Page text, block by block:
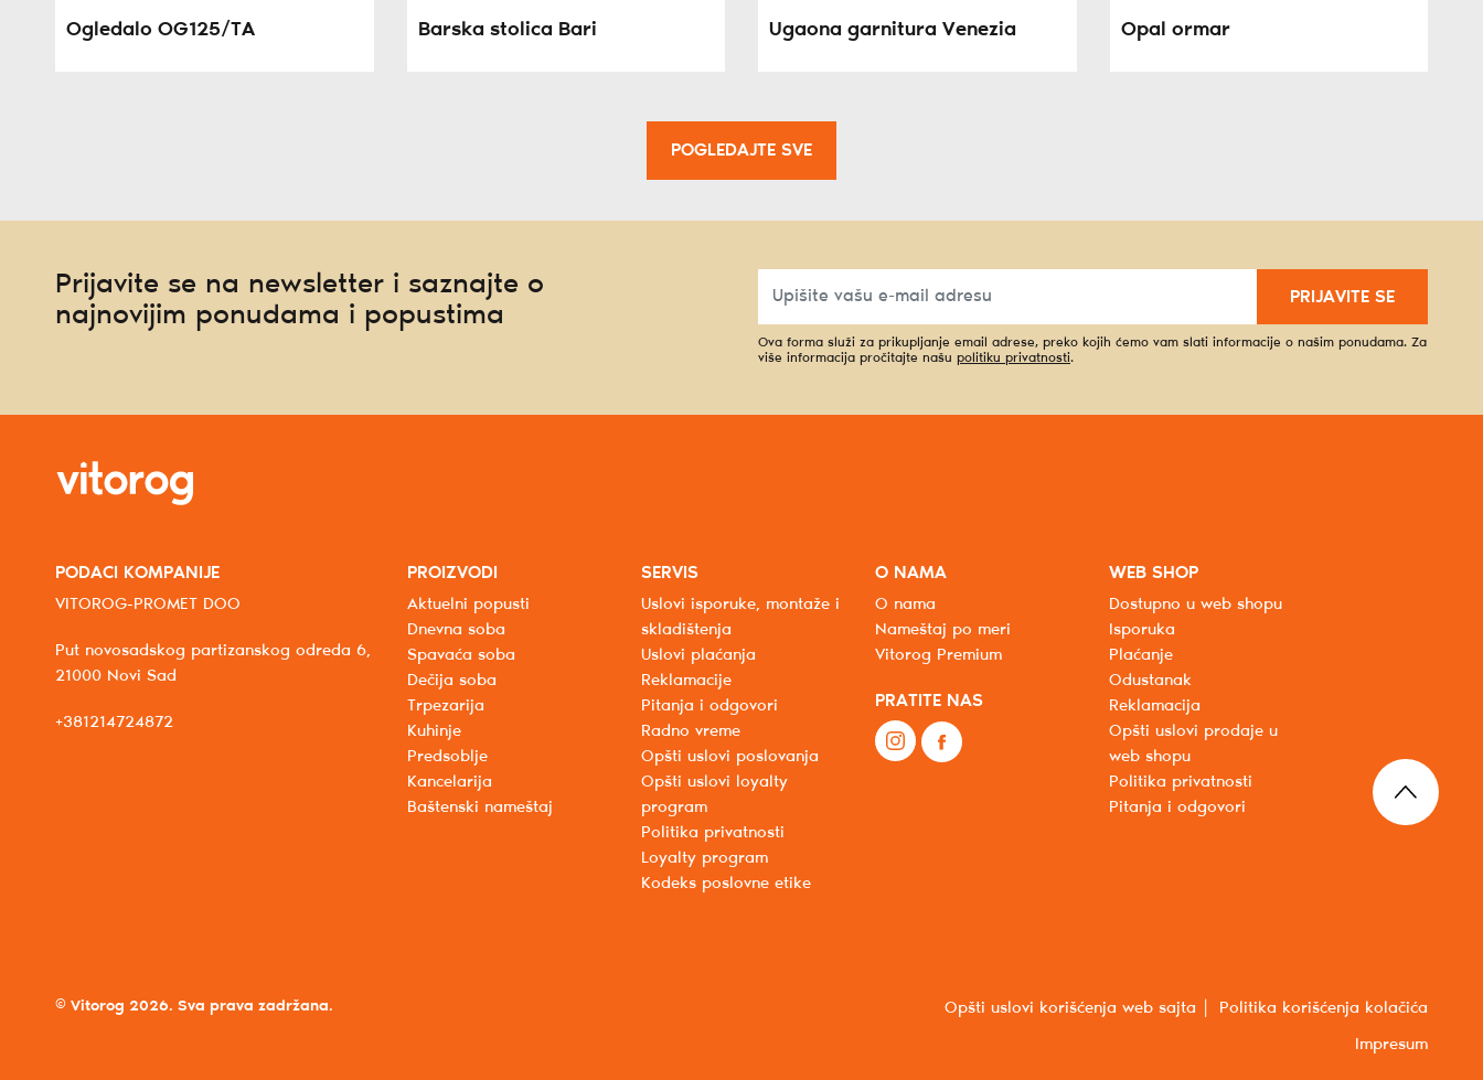
Ogledalo OG125/TA Barska stolica Bari Ugaona garnitura Venezia Opal ormar
POGLEDAJTE SVE
Prijavite se na newsletter i saznajte o
najnovijim ponudama i popustima
PRIJAVITE SE
Ova forma služi za prikupljanje email adrese, preko kojih ćemo vam slati informacije o našim ponudama. Za
više informacija pročitajte našu politiku privatnosti.
PODACI KOMPANIJE
VITOROG-PROMET DOO
Put novosadskog partizanskog odreda 6,
21000 Novi Sad
+381214724872
PROIZVODI
Aktuelni popusti
Dnevna soba
Spavaća soba
Dečija soba
Trpezarija
Kuhinje
Predsoblje
Kancelarija
Baštenski nameštaj
SERVIS
Uslovi isporuke, montaže i
skladištenja
Uslovi plaćanja
Reklamacije
Pitanja i odgovori
Radno vreme
Opšti uslovi poslovanja
Opšti uslovi loyalty
program
Politika privatnosti
Loyalty program
Kodeks poslovne etike
O NAMA
O nama
Nameštaj po meri
Vitorog Premium
PRATITE NAS
WEB SHOP
Dostupno u web shopu
Isporuka
Plaćanje
Odustanak
Reklamacija
Opšti uslovi prodaje u
web shopu
Politika privatnosti
Pitanja i odgovori
© Vitorog 2026. Sva prava zadržana. Opšti uslovi korišćenja web sajta Politika korišćenja kolačića
Impresum